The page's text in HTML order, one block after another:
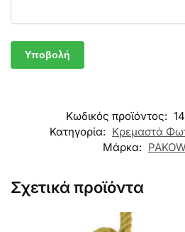
Κωδικός προϊόντος:
Κατηγορία: Κρεμαστά
Μάρκα:
Σχετικά προϊόντα